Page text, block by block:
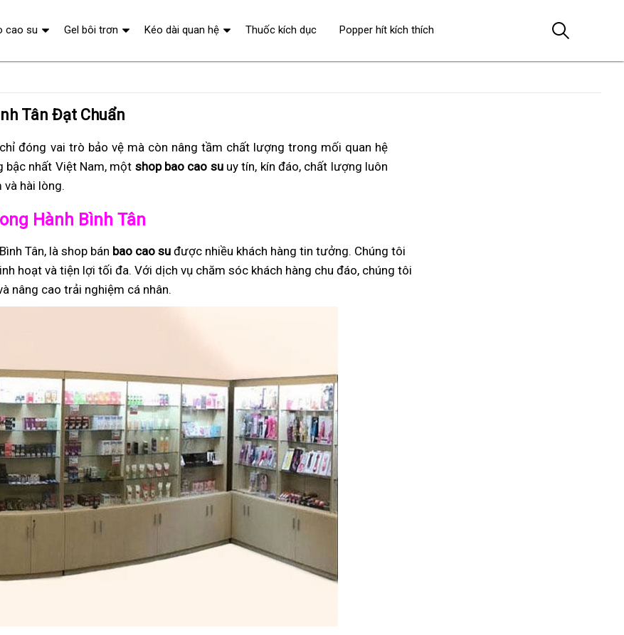
Tân Đạt Chuẩn
đóng vai trò bảo vệ mà còn nâng tầm chất lượng trong mối quan hệ
bậc nhất Việt Nam, một shop bao cao suuy tín, kín đáo, chất lượng luôn
và hài lòng.
Hành Bình Tân
Tân, là shop bán bao cao su được nhiều khách hàng tin tưởng. Chúng tôi
hoạt và tiện lợi tối đa. Với dịch vụ chăm sóc khách hàng chu đáo, chúng tôi
nâng cao trải nghiệm cá nhân.
cao su Gel bôi trơn Kéo dài quan hệ Thuốc kích dục Popper hít kích thích